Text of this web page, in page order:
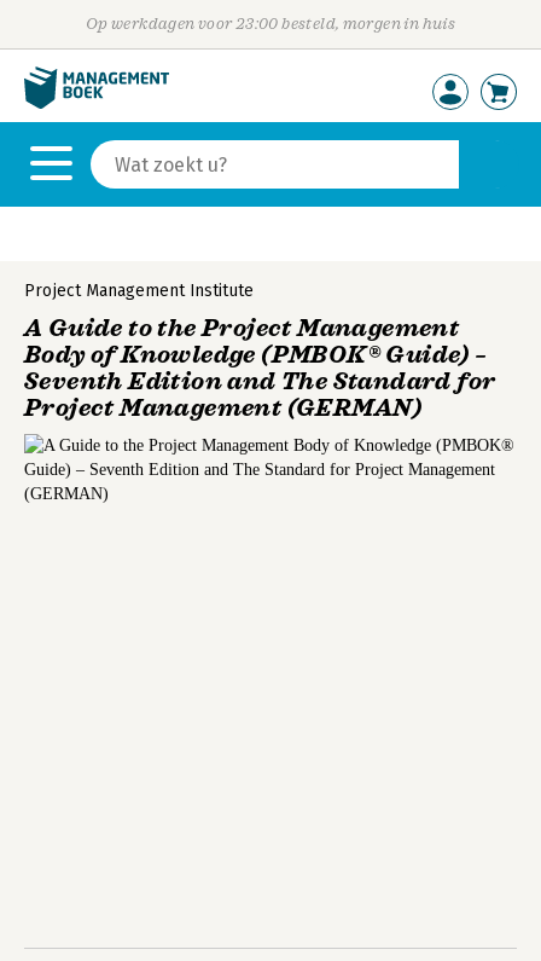
Op werkdagen voor 23:00 besteld, morgen in huis
Project Management Institute
A Guide to the Project Management
Body of Knowledge (PMBOK® Guide) –
Seventh Edition and The Standard for
Project Management (GERMAN)